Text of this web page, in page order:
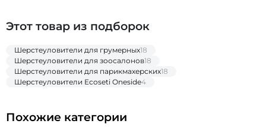
Этот товар из подборок
Шерстеуловители для грумерных18
Шерстеуловители для зоосалонов18
Шерстеуловители для парикмахерских18
Шерстеуловители Ecoseti Oneside4
Похожие категории